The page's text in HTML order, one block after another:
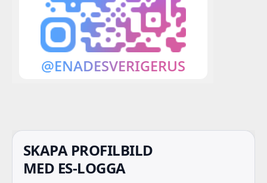
SKAPA PROFILBILD
MED ES-LOGGA